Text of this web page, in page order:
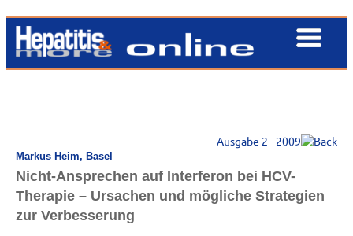
Ausgabe 2 - 2009
Markus Heim, Basel
Nicht-Ansprechen auf Interferon bei HCV-
Therapie – Ursachen und mögliche Strategien
zur Verbesserung